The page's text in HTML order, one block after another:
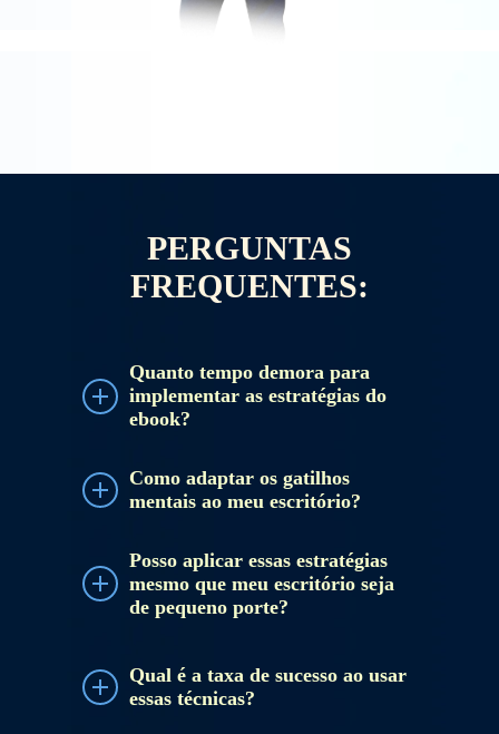
PERGUNTAS
FREQUENTES:
Quanto tempo demora para
implementar as estratégias do
ebook?
Como adaptar os gatilhos
mentais ao meu escritório?
Posso aplicar essas estratégias
mesmo que meu escritório seja
de pequeno porte?
Qual é a taxa de sucesso ao usar
essas técnicas?